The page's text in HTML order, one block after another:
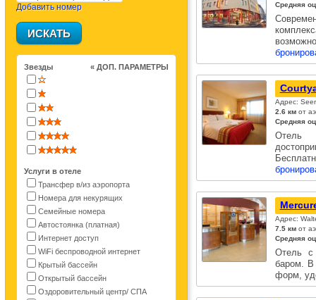
Добавить номер
Звезды « ДОП. ПАРАМЕТРЫ
Услуги в отеле
Трансфер в/из аэропорта
Номера для некурящих
Семейные номера
Автостоянка (платная)
Интернет доступ
WiFi беспроводной интернет
Крытый бассейн
Открытый бассейн
Оздоровительный центр/ СПА
Средняя
Адрес:
2.6 кмот
Средняя
Отель
Адрес:
7.5 кмот
Средняя
Отель с
баром. В
форм,